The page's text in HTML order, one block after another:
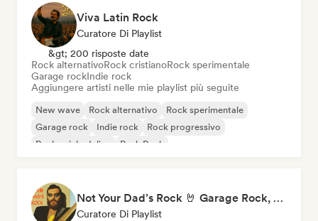
Viva Latin Rock
Curatore Di Playlist
&gt; 200 risposte date
Rock alternativoRock cristianoRock sperimentale
Garage rockIndie rock
Aggiungere artisti nelle mie playlist più seguite
New wave Rock alternativo
Rock sperimentale
Garage rock
Indie rock
Rock progressivo
Rock psichedelico
Punk Rock
Not Your Dad’s Rock 🤘 Garage Rock, Alt-Rock & Indie Anthems
Curatore Di Playlist